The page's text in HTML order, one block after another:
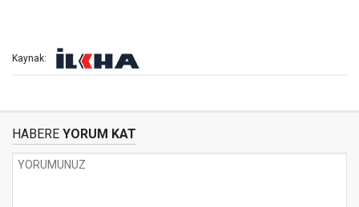
Kaynak:
HABERE YORUM KAT